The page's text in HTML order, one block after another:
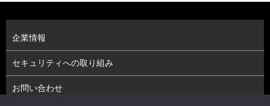
企業情報
セキュリティへの取り組み
お問い合わせ